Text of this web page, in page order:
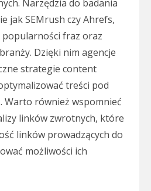
Narzędzia do badania
jak SEMrush czy Ahrefs,
popularności fraz oraz
Dzięki nim agencje
strategie content
treści pod
Warto również wspomnieć
linków zwrotnych, które
linków prowadzących do
możliwości ich